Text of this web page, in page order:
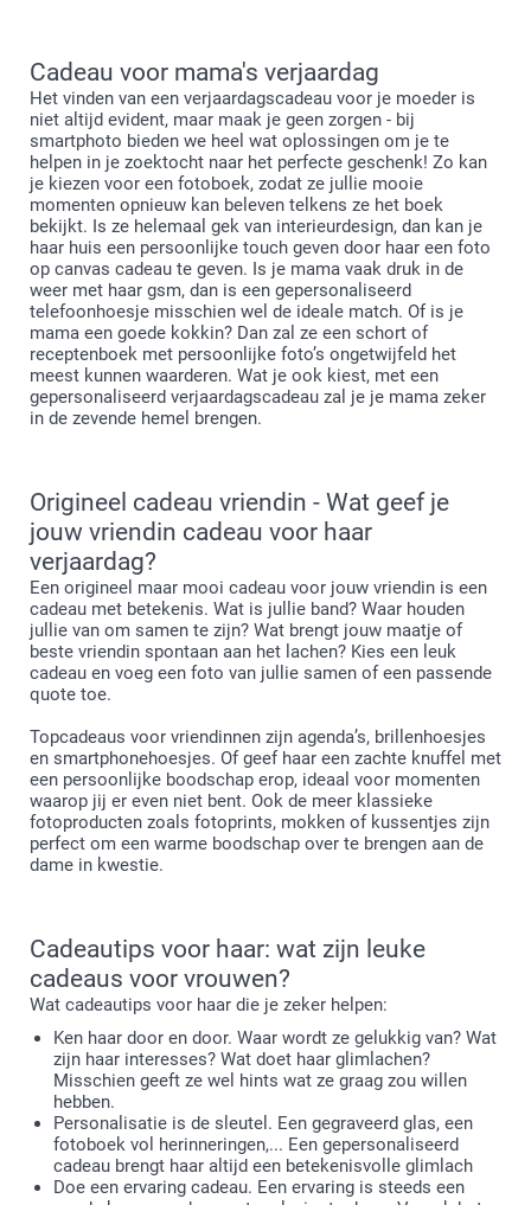
Cadeau voor mama's verjaardag
Het vinden van een verjaardagscadeau voor je moeder is
niet altijd evident, maar maak je geen zorgen - bij
smartphoto bieden we heel wat oplossingen om je te
helpen in je zoektocht naar het perfecte geschenk! Zo kan
je kiezen voor een fotoboek, zodat ze jullie mooie
momenten opnieuw kan beleven telkens ze het boek
bekijkt. Is ze helemaal gek van interieurdesign, dan kan je
haar huis een persoonlijke touch geven door haar een foto
op canvas cadeau te geven. Is je mama vaak druk in de
weer met haar gsm, dan is een gepersonaliseerd
telefoonhoesje misschien wel de ideale match. Of is je
mama een goede kokkin? Dan zal ze een schort of
receptenboek met persoonlijke foto’s ongetwijfeld het
meest kunnen waarderen. Wat je ook kiest, met een
gepersonaliseerd verjaardagscadeau zal je je mama zeker
in de zevende hemel brengen.
Origineel cadeau vriendin - Wat geef je
jouw vriendin cadeau voor haar
verjaardag?
Een origineel maar mooi cadeau voor jouw vriendin is een
cadeau met betekenis. Wat is jullie band? Waar houden
jullie van om samen te zijn? Wat brengt jouw maatje of
beste vriendin spontaan aan het lachen? Kies een leuk
cadeau en voeg een foto van jullie samen of een passende
quote toe.
Topcadeaus voor vriendinnen zijn agenda’s, brillenhoesjes
en smartphonehoesjes. Of geef haar een zachte knuffel met
een persoonlijke boodschap erop, ideaal voor momenten
waarop jij er even niet bent. Ook de meer klassieke
fotoproducten zoals fotoprints, mokken of kussentjes zijn
perfect om een warme boodschap over te brengen aan de
dame in kwestie.
Cadeautips voor haar: wat zijn leuke
cadeaus voor vrouwen?
Wat cadeautips voor haar die je zeker helpen:
Ken haar door en door. Waar wordt ze gelukkig van? Wat
zijn haar interesses? Wat doet haar glimlachen?
Misschien geeft ze wel hints wat ze graag zou willen
hebben.
Personalisatie is de sleutel. Een gegraveerd glas, een
fotoboek vol herinneringen,... Een gepersonaliseerd
cadeau brengt haar altijd een betekenisvolle glimlach
Doe een ervaring cadeau. Een ervaring is steeds een